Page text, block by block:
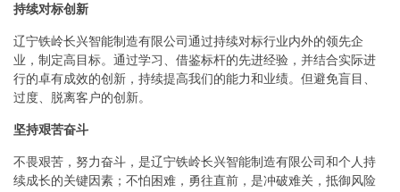
持续对标创新
辽宁铁岭长兴智能制造有限公司通过持续对标行业内外的领先企
业，制定高目标。通过学习、借鉴标杆的先进经验，并结合实际进
行的卓有成效的创新，持续提高我们的能力和业绩。但避免盲目、
过度、脱离客户的创新。
坚持艰苦奋斗
不畏艰苦，努力奋斗，是辽宁铁岭长兴智能制造有限公司和个人持
续成长的关键因素；不怕困难，勇往直前，是冲破难关，抵御风险